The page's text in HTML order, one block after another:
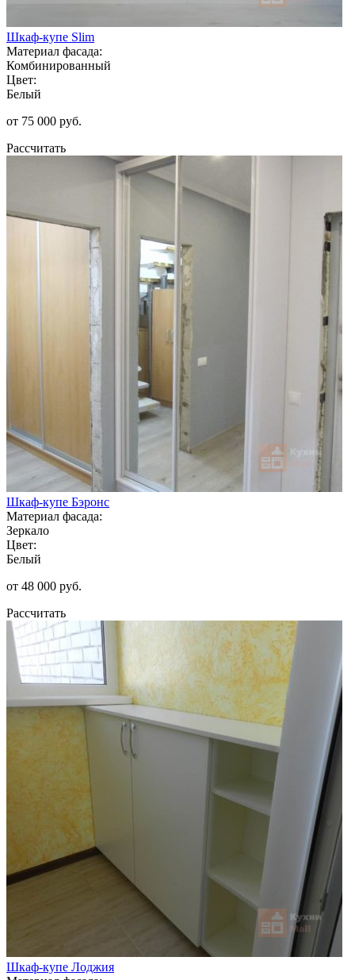
Шкаф-купе Slim
Материал фасада:
Комбинированный
Цвет:
Белый
от 75 000 руб.
Рассчитать
Шкаф-купе Бэронс
Материал фасада:
Зеркало
Цвет:
Белый
от 48 000 руб.
Рассчитать
Шкаф-купе Лоджия